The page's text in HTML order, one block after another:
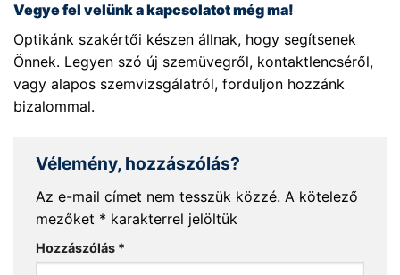
Vegye fel velünk a kapcsolatot még ma!
Optikánk szakértői készen állnak, hogy segítsenek
Önnek. Legyen szó új szemüvegről, kontaktlencséről,
vagy alapos szemvizsgálatról, forduljon hozzánk
bizalommal.
Vélemény, hozzászólás?
Az e-mail címet nem tesszük közzé. A kötelező
mezőket * karakterrel jelöltük
Hozzászólás *